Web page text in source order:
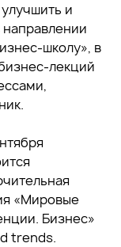
и
школу», в
лекций
«Мировые
Бизнес»
trends.